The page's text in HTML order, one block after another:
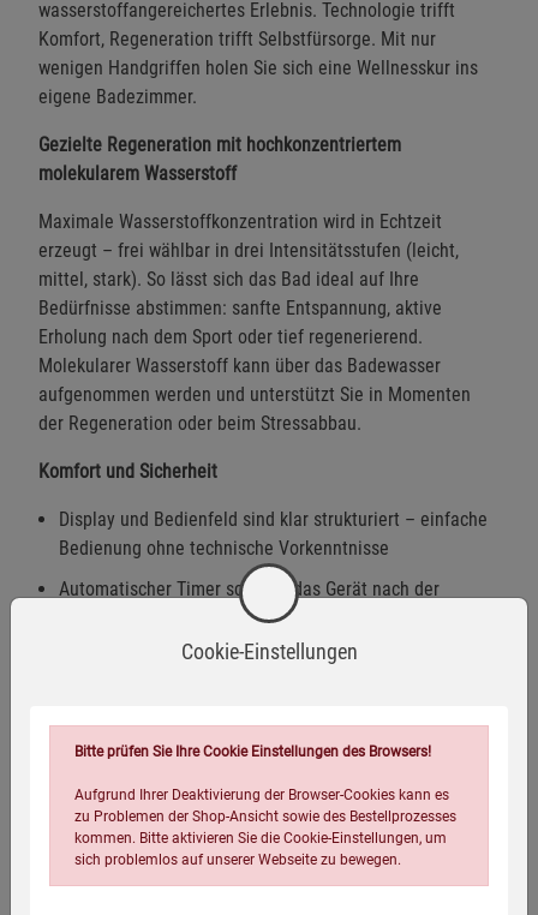
wasserstoffangereichertes Erlebnis. Technologie trifft
Komfort, Regeneration trifft Selbstfürsorge. Mit nur
wenigen Handgriffen holen Sie sich eine Wellnesskur ins
eigene Badezimmer.
Gezielte Regeneration mit hochkonzentriertem
molekularem Wasserstoff
Maximale Wasserstoffkonzentration wird in Echtzeit
erzeugt – frei wählbar in drei Intensitätsstufen (leicht,
mittel, stark). So lässt sich das Bad ideal auf Ihre
Bedürfnisse abstimmen: sanfte Entspannung, aktive
Erholung nach dem Sport oder tief regenerierend.
Molekularer Wasserstoff kann über das Badewasser
aufgenommen werden und unterstützt Sie in Momenten
der Regeneration oder beim Stressabbau.
Komfort und Sicherheit
Display und Bedienfeld sind klar strukturiert – einfache
Bedienung ohne technische Vorkenntnisse
Automatischer Timer schaltet das Gerät nach der
gewählten Anwendung aus
Systemüberwachung erkennt Abweichungen im
Wasserstofferzeugungskopf ausgelegt für über 1000
Anwendungen, korrosionsgeschützte Komponenten
garantieren Langlebigkeit
Maße Steuergerät:28 cm × 22,3 cm × 11,8 cm
Netzkabel:1,5 m
Wasserstoff-Generator-Schlauch:2 m
Cookie-Einstellungen
Bitte prüfen Sie Ihre Cookie Einstellungen des Browsers!
Aufgrund Ihrer Deaktivierung der Browser-Cookies kann es
zu Problemen der Shop-Ansicht sowie des Bestellprozesses
kommen. Bitte aktivieren Sie die Cookie-Einstellungen, um
sich problemlos auf unserer Webseite zu bewegen.